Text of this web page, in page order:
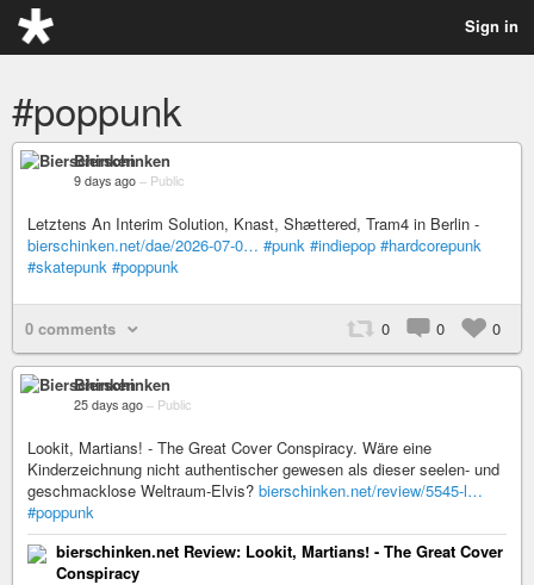
Sign in
#poppunk
Bierschinken
9 days ago – Public
Letztens An Interim Solution, Knast, Shættered, Tram4 in Berlin -
bierschinken.net/dae/2026-07-0… #punk #indiepop #hardcorepunk
#skatepunk #poppunk
0 comments 0 0 0
Bierschinken
25 days ago – Public
Lookit, Martians! - The Great Cover Conspiracy. Wäre eine
Kinderzeichnung nicht authentischer gewesen als dieser seelen- und
geschmacklose Weltraum‑Elvis? bierschinken.net/review/5545-l…
#poppunk
bierschinken.net Review: Lookit, Martians! - The Great Cover
Conspiracy